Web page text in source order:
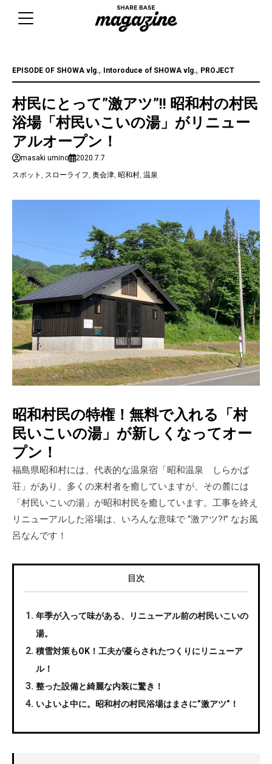
EPISODE OF SHOWA vlg., Intoroduce of SHOWA vlg., PROJECT
村民にとって”激アツ”!! 昭和村の村民
浴場「村民いこいの湯」がリニュー
アルオープン！
masaki umino
2020.7.7
スポット , スローライフ, 奥会津, 昭和村, 温泉
昭和村民の特権！無料で入れる「村
民いこいの湯」が新しくなってオー
プン！
福島県昭和村には、代表的な温泉宿「昭和温泉 しらかば
荘」があり、多くの来村者を癒していますが、その麓には
「村民いこいの湯」が昭和村民を癒しています。工事を終え
リニューアルした浴場は、いろんな意味で “激アツ?!” なお風
呂なんです！
目次
年季が入って味がある、リニューアル前の村民いこいの
湯。
積雪対策もOK！工夫が凝らされたつくりにリニューア
ル！
整った設備と綺麗な内装に驚き！
いよいよ中に。昭和村の村民浴場はまさに”激アツ”！